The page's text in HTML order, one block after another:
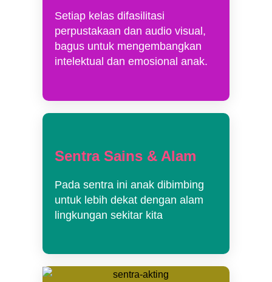
Setiap kelas difasilitasi
perpustakaan dan audio visual,
bagus untuk mengembangkan
intelektual dan emosional anak.
Sentra Sains & Alam
Pada sentra ini anak dibimbing
untuk lebih dekat dengan alam
lingkungan sekitar kita